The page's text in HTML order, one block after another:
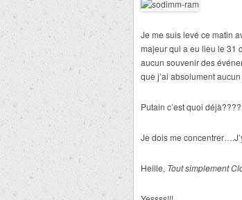
Je me suis levé ce matin
majeur qui a eu lieu le 31
aucun souvenir des
que j’ai absolument
Putain c’est quoi déjà????
Je dois me
Heille, Toutsimplement